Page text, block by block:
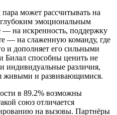
может рассчитывать на
эмоциональным
на искренность, поддержку
— на слаженную команду, где
и дополняет его сильными
Билал способны ценить не
индивидуальные различия,
живыми и развивающимися.
в 89.2% возможны
союз отличается
на вызовы. Партнёры